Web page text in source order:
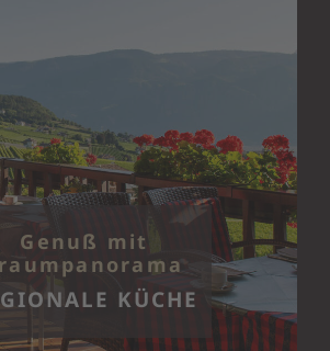
Genuß mit
KÜCHE